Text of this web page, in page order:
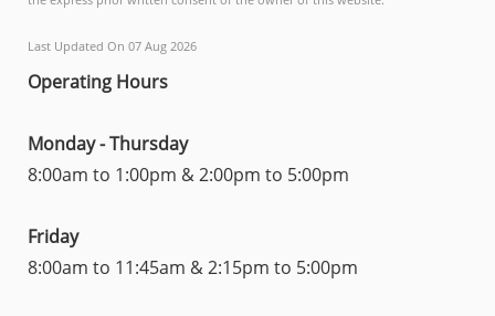
SARAWAK
Last Updated On 07 Aug 2026
Operating Hours
Monday - Thursday
8:00am to 1:00pm & 2:00pm to 5:00pm
Friday
8:00am to 11:45am & 2:15pm to 5:00pm